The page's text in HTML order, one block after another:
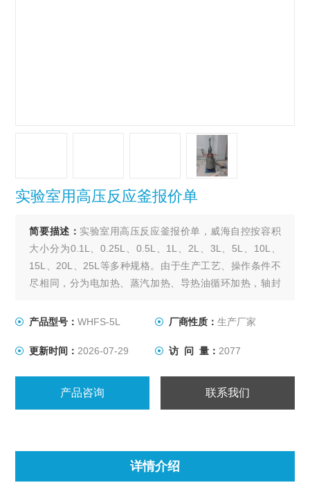
实验室用高压反应釜报价单
简要描述： 实验室用高压反应釜报价单，威海自控按容积
大小分为0.1L、0.25L、0.5L、1L、2L、3L、5L、10L、
15L、20L、25L等多种规格。由于生产工艺、操作条件不
尽相同，分为电加热、蒸汽加热、导热油循环加热，轴封
式、自吸式、框式。其他要求可根据用户要求设计、制
产品型号：WHFS-5L 厂商性质： 生产厂家
更新时间： 2026-07-29 访 问 量： 2077
产品咨询 联系我们
详情介绍